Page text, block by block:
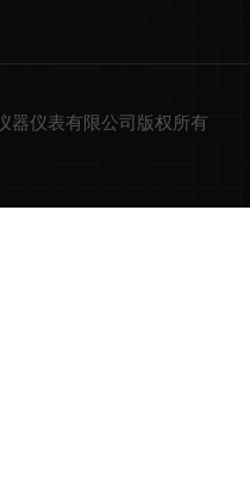
器仪表有限公司版权所有